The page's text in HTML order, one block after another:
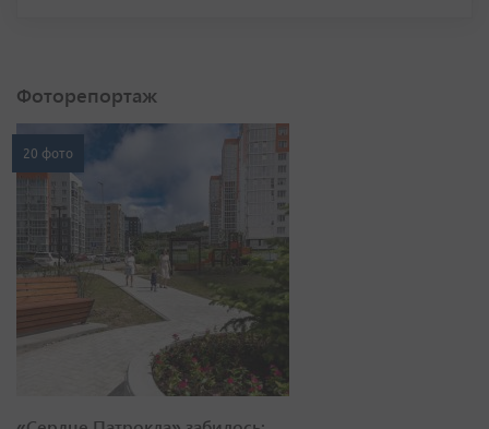
Фоторепортаж
20 фото